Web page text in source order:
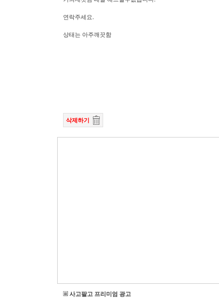
연락주세요.
상태는 아주깨끗함
삭제하기
사고팔고 프리미엄 광고